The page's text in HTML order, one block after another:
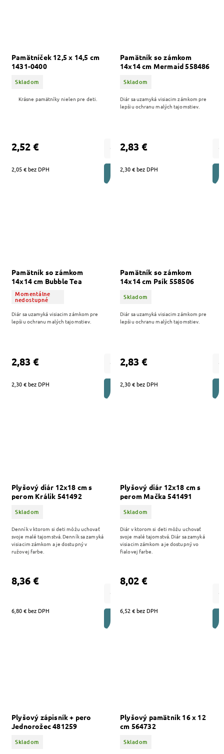
Pamätníček 12,5 x 14,5 cm
1431-0400
Skladom
2,05 € bez DPH
2,52 €
DO KOŠÍKA
Krásne pamätníky nielen pre deti.
Pamätník so zámkom
14x14 cm Mermaid 558486
Skladom
2,30 € bez DPH
2,83 €
Diár sa uzamyká visiacim zámkom pre
lepšiu ochranu malých tajomstiev.
Pamätník so zámkom
14x14 cm Bubble Tea
558509
Momentálne
nedostupné
2,30 € bez DPH
2,83 €
DO KOŠÍKA
Diár sa uzamyká visiacim zámkom pre
lepšiu ochranu malých tajomstiev.
Pamätník so zámkom
14x14 cm Psík 558506
Skladom
2,30 € bez DPH
2,83 €
Diár sa uzamyká visiacim zámkom pre
lepšiu ochranu malých tajomstiev.
Plyšový diár 12x18 cm s
perom Králik 541492
Skladom
6,80 € bez DPH
8,36 €
Denník v ktorom si deti môžu uchovať
svoje malé tajomstvá. Denník sa zamyká
visiacim zámkom a je dostupný v
ružovej farbe.
Plyšový diár 12x18 cm s
perom Mačka 541491
Skladom
6,52 € bez DPH
8,02 €
Diár v ktorom si deti môžu uchovať
svoje malé tajomstvá. Diár sa zamyká
visiacim zámkom a je dostupný vo
fialovej farbe.
Plyšový zápisník + pero
Jednorožec 481259
Skladom
Plyšový pamätník 16 x 12
cm 564732
Skladom